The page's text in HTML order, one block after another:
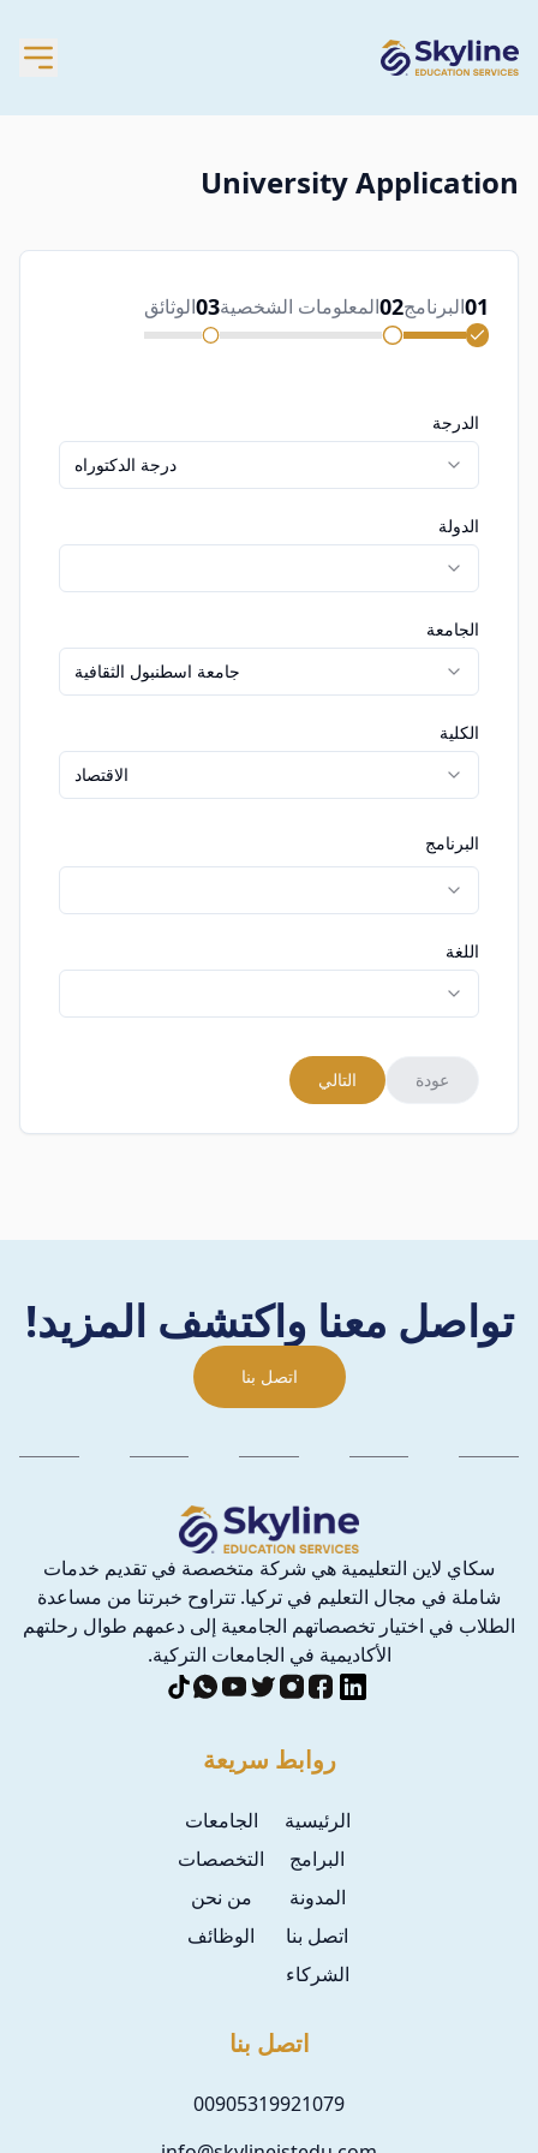
University Application
01البرنامج02المعلومات الشخصية03الوثائق
الدرجة
درجة الدكتوراه
الدولة
الجامعة
جامعة اسطنبول الثقافية
الكلية
الاقتصاد
البرنامج
اللغة
عودة التالي
تواصل معنا واكتشف المزيد!
اتصل بنا
سكاي لاين التعليمية هي شركة متخصصة في تقديم خدمات
شاملة في مجال التعليم في تركيا. تتراوح خبرتنا من مساعدة
الطلاب في اختيار تخصصاتهم الجامعية إلى دعمهم طوال رحلتهم
الأكاديمية في الجامعات التركية.
روابط سريعة
الرئيسية
الجامعات
البرامج
التخصصات
المدونة
من نحن
اتصل بنا
الوظائف
الشركاء
اتصل بنا
00905319921079